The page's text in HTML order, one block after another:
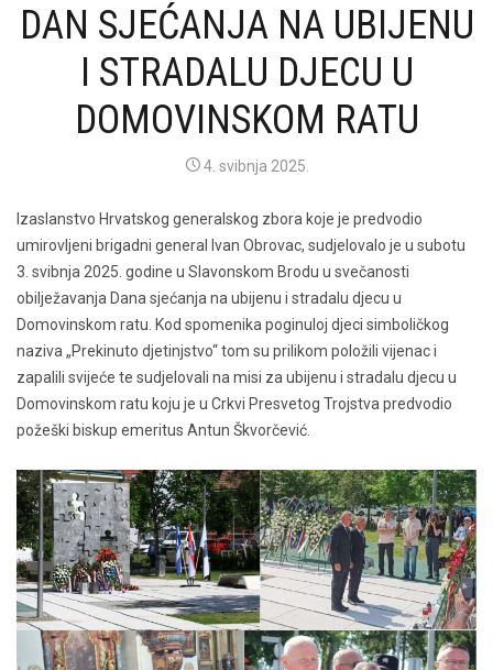
DAN SJEĆANJA NA UBIJENU
I STRADALU DJECU U
DOMOVINSKOM RATU
4. svibnja 2025.
Izaslanstvo Hrvatskog generalskog zbora koje je predvodio
umirovljeni brigadni general Ivan Obrovac, sudjelovalo je u subotu
3. svibnja 2025. godine u Slavonskom Brodu u svečanosti
obilježavanja Dana sjećanja na ubijenu i stradalu djecu u
Domovinskom ratu. Kod spomenika poginuloj djeci simboličkog
naziva „Prekinuto djetinjstvo“ tom su prilikom položili vijenac i
zapalili svijeće te sudjelovali na misi za ubijenu i stradalu djecu u
Domovinskom ratu koju je u Crkvi Presvetog Trojstva predvodio
požeški biskup emeritus Antun Škvorčević.